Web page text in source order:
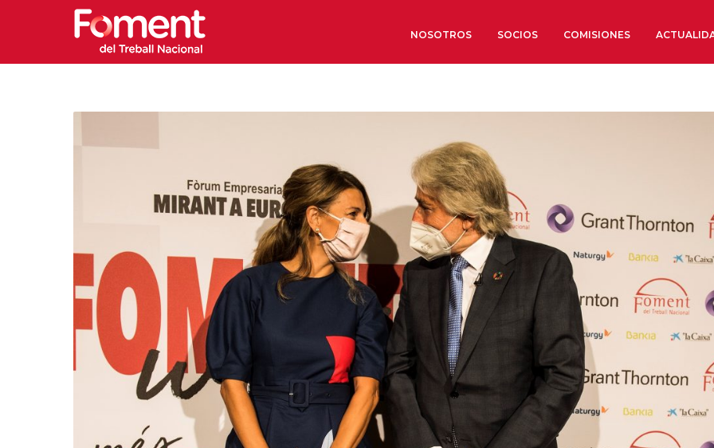
NOSOTROS
Institut d’Estudis
Organizaciones sectoriales
Sociedad Barcelonesa de
Económicos y Sociales
Organizaciones
Conoce más
Historia
Galería de Presidentes
Biblioteca Archivo
SOCIOS COMISIONES